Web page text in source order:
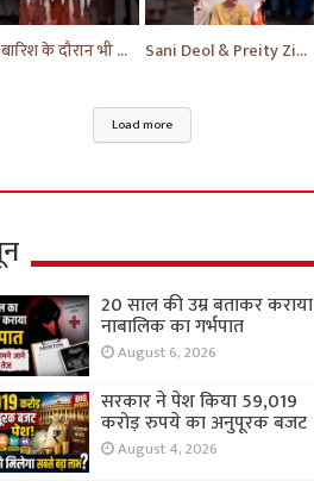
भारी बारिश के दौरान भी विपक्ष का प्रदर्शन जारी | News Today | Congress | Samajwadi | #shorts #yt Sani Deol & Preity Zinta visits at Lucknow | Bollywood | Bollywood News | #bollywood #shorts #yt
Load more
20 साल की उम्र बताकर कराया
नाबालिक का गर्भपात
August 6, 2026
सरकार ने पेश किया 59,019
करोड़ रुपये का अनुपूरक बजट
August 4, 2026